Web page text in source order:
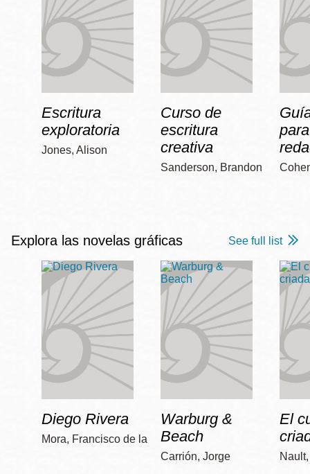
Escritura
exploratoria
Jones, Alison
Curso de
escritura
creativa
Sanderson, Brandon
Explora las novelas gráficas See full list
Diego Rivera
Mora, Francisco de la
Warburg &
Beach
Carrión, Jorge
El